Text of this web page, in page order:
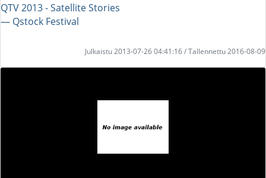
QTV 2013 - Satellite Stories
― Qstock Festival
Julkaistu 2013-07-26 04:41:16 / Tallennettu 2016-08-09